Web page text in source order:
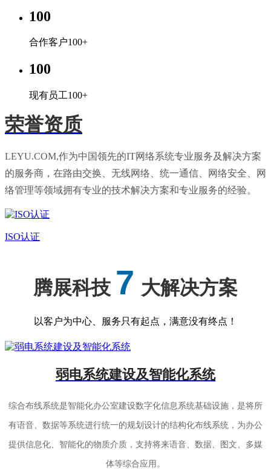
100
合作客户100+
100
现有员工100+
荣誉资质
LEYU.COM,作为中国领先的IT网络系统专业服务及解决方案
的服务商，在路由交换、无线网络、统一通信、网络安全、网
络管理等领域拥有专业的技术解决方案和专业服务的经验。
ISO认证
腾展科技 7 大解决方案
以客户为中心、服务只有起点，满意没有终点！
弱电系统建设及智能化系统
综合布线系统是智能化办公室建设数字化信息系统基础设施，是将所
有语音、数据等系统进行统一的规划设计的结构化布线系统，为办公
提供信息化、智能化的物质介质，支持将来语音、数据、图文、多媒
体等综合应用。